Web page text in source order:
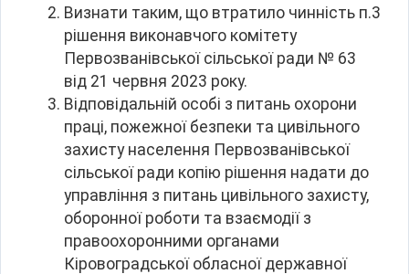
Визнати таким, що втратило чинність п.3
рішення виконавчого комітету
Первозванівської сільської ради № 63
від 21 червня 2023 року.
Відповідальній особі з питань охорони
праці, пожежної безпеки та цивільного
захисту населення Первозванівської
сільської ради копію рішення надати до
управління з питань цивільного захисту,
оборонної роботи та взаємодії з
правоохоронними органами
Кіровоградської обласної державної